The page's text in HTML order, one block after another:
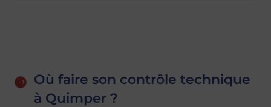
Où faire son contrôle technique
à Quimper ?